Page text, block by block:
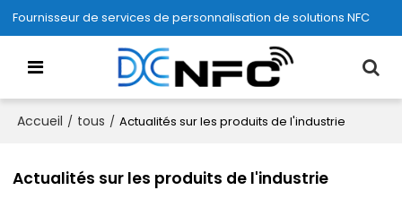
Fournisseur de services de personnalisation de solutions NFC
Accueil / tous / Actualités sur les produits de l'industrie
Actualités sur les produits de l'industrie